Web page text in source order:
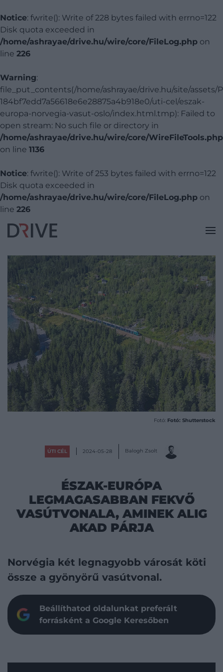
Notice: fwrite(): Write of 228 bytes failed with errno=122
Disk quota exceeded in
/home/ashrayae/drive.hu/wire/core/FileLog.php on
line 226
Warning:
file_put_contents(/home/ashrayae/drive.hu/site/assets/
184bf7edd7a56618e6e28875a4b918e0/uti-cel/eszak-
europa-norvegia-vasut-oslo/index.html.tmp): Failed to
open stream: No such file or directory in
/home/ashrayae/drive.hu/wire/core/WireFileTools.php
on line 1136
Notice: fwrite(): Write of 253 bytes failed with errno=122
Disk quota exceeded in
/home/ashrayae/drive.hu/wire/core/FileLog.php on
line 226
Fotó: Fotó: Shutterstock
ÚTI CÉL 2024-05-28 Balogh Zsolt
ÉSZAK-EURÓPA
LEGMAGASABBAN FEKVŐ
VASÚTVONALA, AMINEK ALIG
AKAD PÁRJA
Norvégia két legnagyobb városát köti
össze a gyönyörű vasútvonal.
Beállíthatod oldalunkat preferált
forrásként a Google Keresőben